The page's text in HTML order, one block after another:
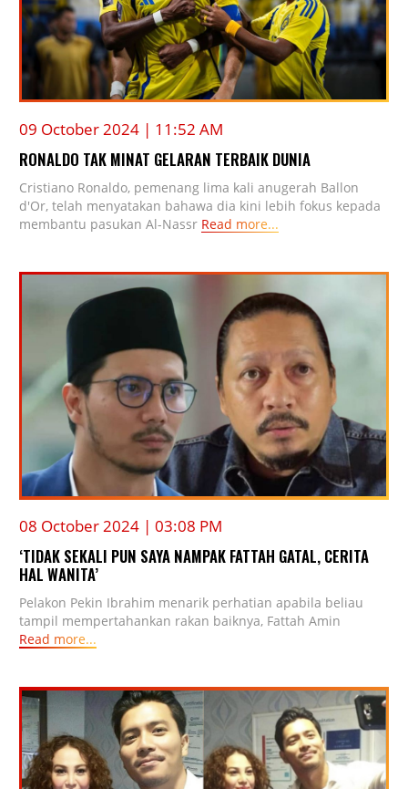
09 October 2024 | 11:52 AM
RONALDO TAK MINAT GELARAN TERBAIK DUNIA
Cristiano Ronaldo, pemenang lima kali anugerah Ballon
d'Or, telah menyatakan bahawa dia kini lebih fokus kepada
membantu pasukan Al-Nassr Read more...
08 October 2024 | 03:08 PM
‘TIDAK SEKALI PUN SAYA NAMPAK FATTAH GATAL, CERITA
HAL WANITA’
Pelakon Pekin Ibrahim menarik perhatian apabila beliau
tampil mempertahankan rakan baiknya, Fattah Amin
Read more...